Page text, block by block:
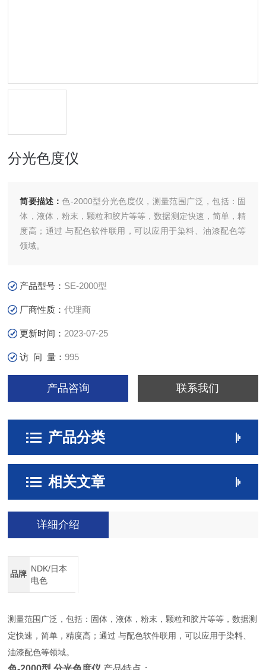
分光色度仪
简要描述：色-2000型分光色度仪，测量范围广泛，包括：固
体，液体，粉末，颗粒和胶片等等，数据测定快速，简单，精
度高；通过 与配色软件联用，可以应用于染料、油漆配色等
领域。
产品型号： SE-2000型
厂商性质：代理商
更新时间： 2023-07-25
访 问 量：995
产品咨询 联系我们
产品分类
相关文章
详细介绍
品牌
NDK/日本
电色
测量范围广泛，包括：固体，液体，粉末，颗粒和胶片等等，数据测
定快速，简单，精度高；通过 与配色软件联用，可以应用于染料、
油漆配色等领域。